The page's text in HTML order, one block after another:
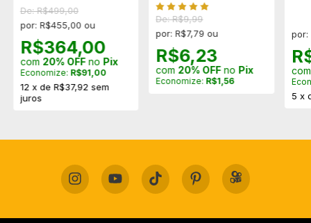
De: R$499,00
por: R$455,00 ou
R$364,00
com 20% OFFno Pix
Economize: R$91,00
12 x de R$37,92 sem
juros
De: R$9,99
por: R$7,79 ou
R$6,23
com 20% OFFno Pix
Economize: R$1,56
por:
5 x